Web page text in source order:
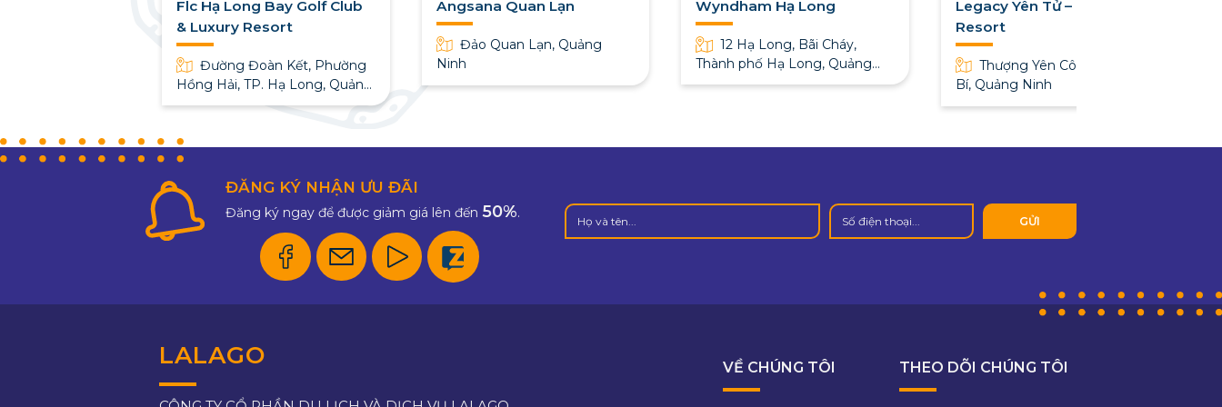
Flc Hạ Long Bay Golf Club
& Luxury Resort
Đường Đoàn Kết, Phường
Hồng Hải, TP. Hạ Long, Quảng
Ninh
Angsana Quan Lạn
Đảo Quan Lạn, Quảng
Ninh
Wyndham Hạ Long
12 Hạ Long, Bãi Cháy,
Thành phố Hạ Long, Quảng
Ninh
Legacy Yên Tử – MGallery
Resort
Thượng Yên Công, Uông
Bí, Quảng Ninh
ĐĂNG KÝ NHẬN ƯU ĐÃI
Đăng ký ngay để được giảm giá lên đến 50%.
LALAGO VỀ CHÚNG TÔI THEO DÕI CHÚNG TÔI